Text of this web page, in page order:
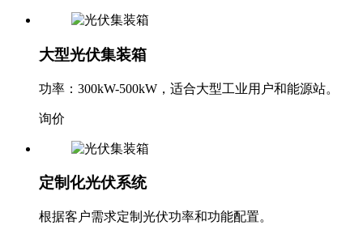
大型光伏集装箱
功率：300kW-500kW，适合大型工业用户和能源站。
询价
定制化光伏系统
根据客户需求定制光伏功率和功能配置。